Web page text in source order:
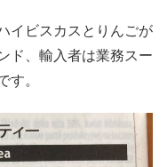
イビスカスとりんごが
ド、輸入者は業務スー
す。